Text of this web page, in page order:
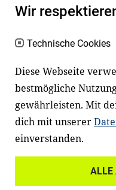
haben aber
an Familien sowie
Lehrer*innen und
mit Ministerien,
Einrichtungen,
und anderen
Wir
Technische Cookies
Diese Webseite
bestmögliche
gewährleisten. Mit
dich mit unserer
einverstanden.
ALLE